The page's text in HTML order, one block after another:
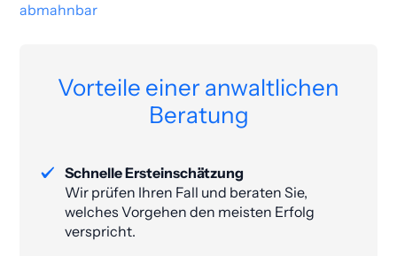
abmahnbar
Vorteile einer anwaltlichen
Beratung
Schnelle Ersteinschätzung
Wir prüfen Ihren Fall und beraten Sie,
welches Vorgehen den meisten Erfolg
verspricht.